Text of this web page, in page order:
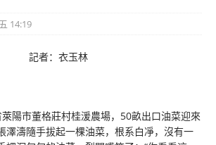
14:19
記者：衣玉林
陽市董格莊村桂湲農場，50畝出口油菜迎來
澤濤隨手拔起一棵油菜，根系白凈，沒有一